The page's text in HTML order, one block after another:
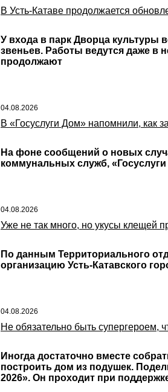
В Усть-Катаве продолжается
У входа в парк Дворца культуры
звеньев. Работы ведутся даже в
продолжают
04.08.2026
В «Госуслуги Дом» напомнили, как
На фоне сообщений о новых
коммунальных служб,
04.08.2026
Уже не так много, но укусы клещей
По данным Территориального
организацию Усть-Катавского
04.08.2026
Не обязательно быть супергероем,
Иногда достаточно вместе
построить дом из подушек.
2026». Он проходит при